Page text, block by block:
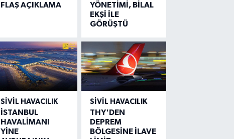
FLAŞ AÇIKLAMA
YÖNETİMİ, BİLAL
EKŞİ İLE
GÖRÜŞTÜ
SIVIL HAVACILIK
İSTANBUL
HAVALİMANI
YİNE
SIVIL HAVACILIK
THY'DEN
DEPREM
BÖLGESİNE İLAVE